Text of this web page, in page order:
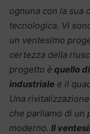
ognuna con la sua
tecnologica. Vi
un ventesimo
certezza della
progetto è quello
industriale e il
Una
che parliamo di un
moderno. Il